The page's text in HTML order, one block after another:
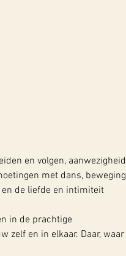
en volgen, aanwezigheid
met dans, beweging
de liefde en intimiteit
in de prachtige
zelf en in elkaar. Daar, waar